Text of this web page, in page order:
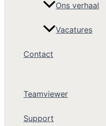
Ons verhaal
Vacatures
Contact
Teamviewer
Support